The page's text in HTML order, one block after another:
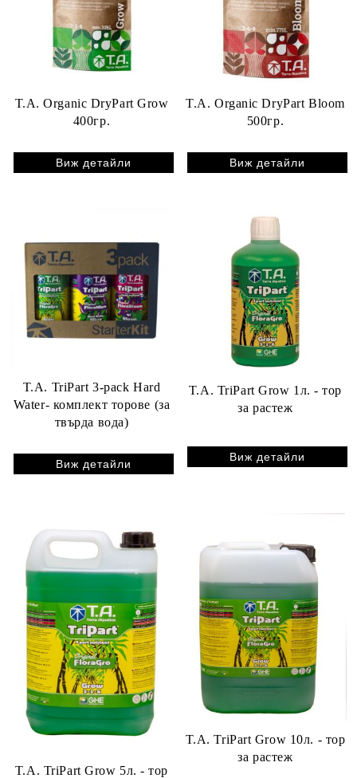
T.A. Organic DryPart Grow
400гр.
Виж детайли
T.A. Organic DryPart Bloom
500гр.
Виж детайли
T.A. TriPart 3-pack Hard
Water- комплект торове (за
твърда вода)
Виж детайли
T.A. TriPart Grow 1л. - тор
за растеж
Виж детайли
T.A. TriPart Grow 5л. - тор
T.A. TriPart Grow 10л. - тор
за растеж